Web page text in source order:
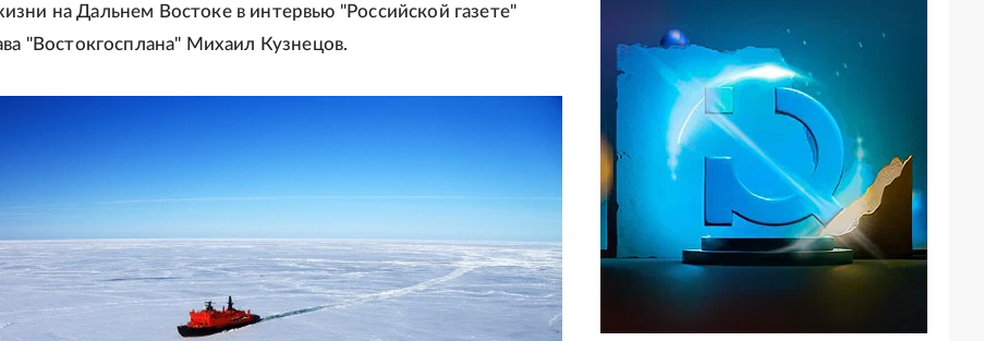
на Дальнем Востоке в интервью "Российской газете"
"Востокгосплана" Михаил Кузнецов.